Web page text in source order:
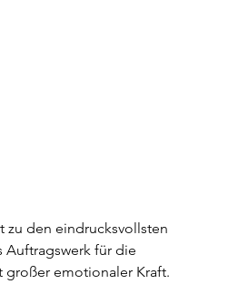
zu den eindrucksvollsten
Auftragswerk für die
großer emotionaler Kraft.